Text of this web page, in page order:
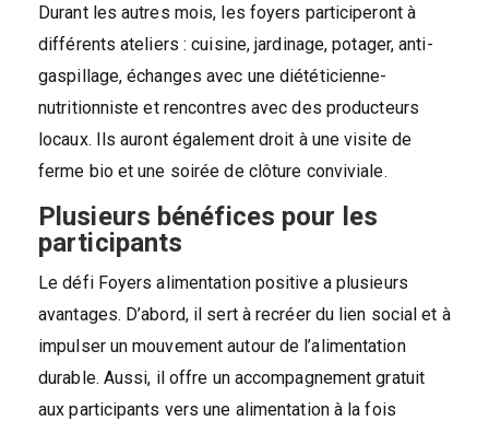
Durant les autres mois, les foyers participeront à
différents ateliers : cuisine, jardinage, potager, anti-
gaspillage, échanges avec une diététicienne-
nutritionniste et rencontres avec des producteurs
locaux. Ils auront également droit à une visite de
ferme bio et une soirée de clôture conviviale.
Plusieurs bénéfices pour les
participants
Le défi Foyers alimentation positive a plusieurs
avantages. D’abord, il sert à recréer du lien social et à
impulser un mouvement autour de l’alimentation
durable. Aussi, il offre un accompagnement gratuit
aux participants vers une alimentation à la fois